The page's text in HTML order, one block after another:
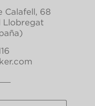
Calafell, 68
Llobregat